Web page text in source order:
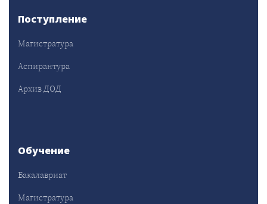
Поступление
Магистратура
Аспирантура
Архив ДОД
Обучение
Бакалавриат
Магистратура